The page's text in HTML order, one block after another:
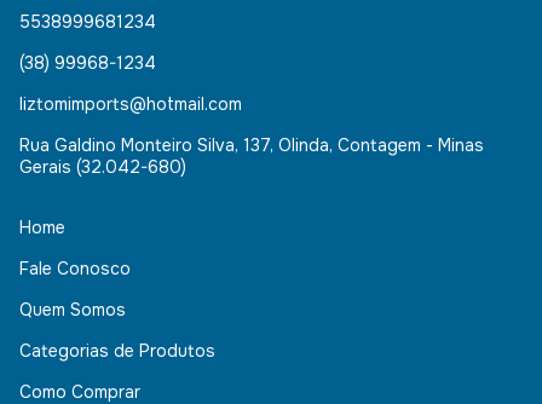
5538999681234
(38) 99968-1234
liztomimports@hotmail.com
Rua Galdino Monteiro Silva, 137, Olinda, Contagem - Minas
Gerais (32.042-680)
Home
Fale Conosco
Quem Somos
Categorias de Produtos
Como Comprar